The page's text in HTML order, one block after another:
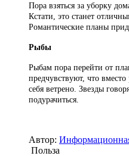
Пора взяться за уборку
Кстати, это станет
Романтические планы
Рыбы
Рыбам пора перейти от
предчувствуют, что вместо
себя ветрено. Звезды
подурачиться.
Автор:
Польза